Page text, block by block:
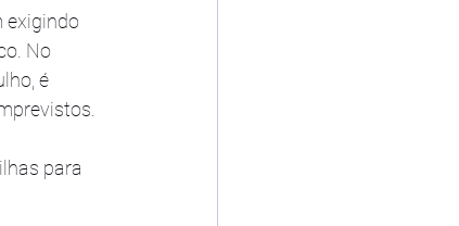
exigindo
No
é
para